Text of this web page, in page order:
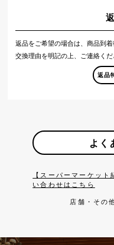
返品をご希望の場合は、商品到
交換理由を明記の上、ご連絡くだ
返品
よく
【スーパーマーケッ
い合わせはこちら
店舗・その